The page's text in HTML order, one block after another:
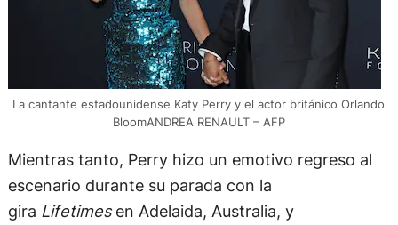
La cantante estadounidense Katy Perry y el actor británico Orlando
BloomANDREA RENAULT – AFP
Mientras tanto, Perry hizo un emotivo regreso al
escenario durante su parada con la
gira Lifetimesen Adelaida, Australia, y